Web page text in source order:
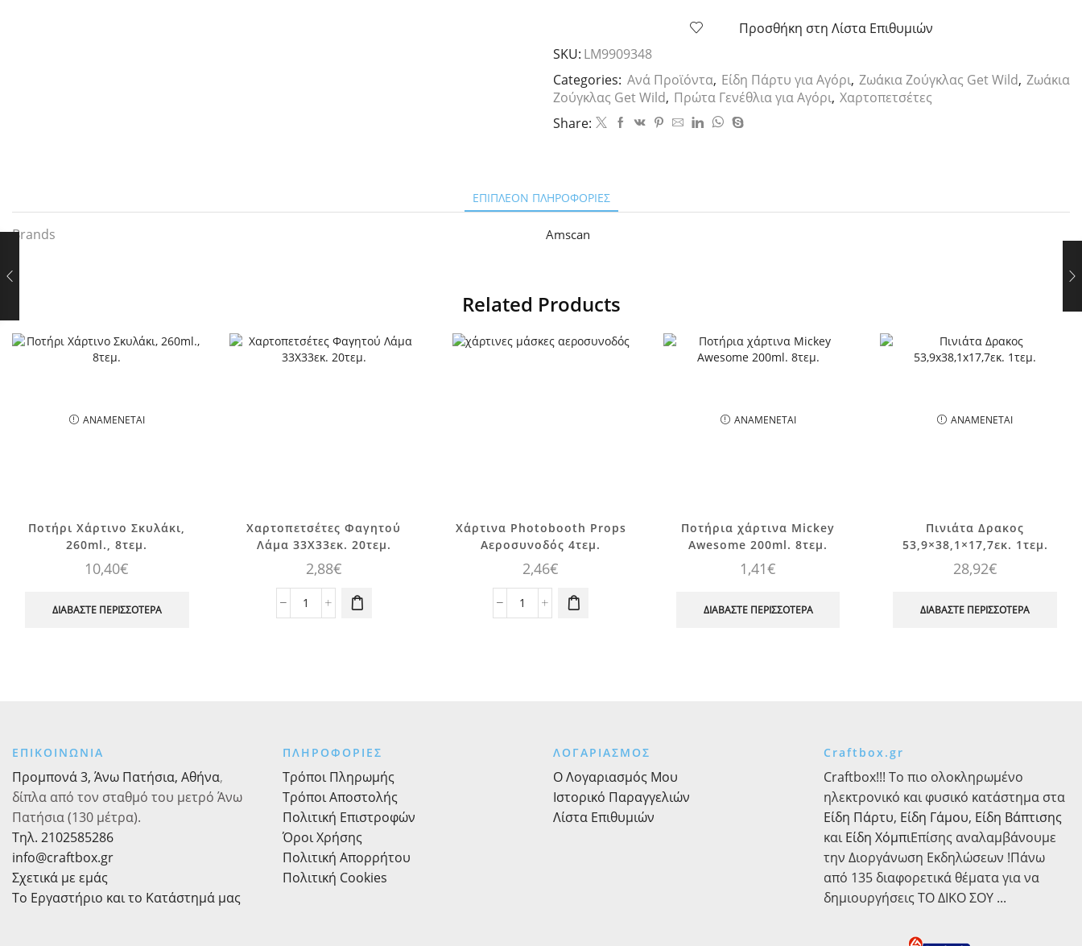
Wild,16
τεμ
ποσότητα
Προσθήκη στη Λίστα Επιθυμιών
SKU: LM9909348
Categories: Ανά Προϊόντα, Είδη Πάρτυ για Αγόρι, Ζωάκια Ζούγκλας Get Wild, Ζωάκια
Ζούγκλας Get Wild, Πρώτα Γενέθλια για Αγόρι, Χαρτοπετσέτες
Share:
ΕΠΙΠΛΈΟΝ ΠΛΗΡΟΦΟΡΊΕΣ
Brands Amscan
Related Products
ΑΝΑΜΈΝΕΤΑΙ
Ποτήρι Χάρτινο Σκυλάκι,
260ml., 8τεμ.
10,40€
ΔΙΑΒΆΣΤΕ ΠΕΡΙΣΣΌΤΕΡΑ
Χαρτοπετσέτες Φαγητού
Λάμα 33Χ33εκ. 20τεμ.
2,88€
Χαρτοπετσέτες
Χάρτινα Photobooth Props
Αεροσυνοδός 4τεμ.
2,46€
Χάρτινα
ΑΝΑΜΈΝΕΤΑΙ
Ποτήρια χάρτινα Mickey
Awesome 200ml. 8τεμ.
1,41€
ΔΙΑΒΆΣΤΕ ΠΕΡΙΣΣΌΤΕΡΑ
ΑΝΑΜΈΝΕΤΑΙ
Πινιάτα Δρακος
53,9×38,1×17,7εκ. 1τεμ.
28,92€
ΔΙΑΒΆΣΤΕ ΠΕΡΙΣΣΌΤΕΡΑ
ΕΠΙΚΟΙΝΩΝΙΑ
Προμπονά 3, Άνω Πατήσια, Αθήνα,
δίπλα από τον σταθμό του μετρό Άνω
Πατήσια (130 μέτρα).
Τηλ. 2102585286
info@craftbox.gr
Σχετικά με εμάς
Το Εργαστήριο και το Κατάστημά μας
ΠΛΗΡΟΦΟΡΙΕΣ
Τρόποι Πληρωμής
Τρόποι Αποστολής
Πολιτική Επιστροφών
Όροι Χρήσης
Πολιτική Απορρήτου
Πολιτική Cookies
ΛΟΓΑΡΙΑΣΜΟΣ
Ο Λογαριασμός Μου
Ιστορικό Παραγγελιών
Λίστα Επιθυμιών
Craftbox.gr
Craftbox!!! Το πιο ολοκληρωμένο
ηλεκτρονικό και φυσικό κατάστημα στα
Είδη Πάρτυ, Είδη Γάμου, Είδη Βάπτισης
και Είδη ΧόμπιΕπίσης αναλαμβάνουμε
την Διοργάνωση Εκδηλώσεων !Πάνω
από 135 διαφορετικά θέματα για να
δημιουργήσεις ΤΟ ΔΙΚΟ ΣΟΥ ...